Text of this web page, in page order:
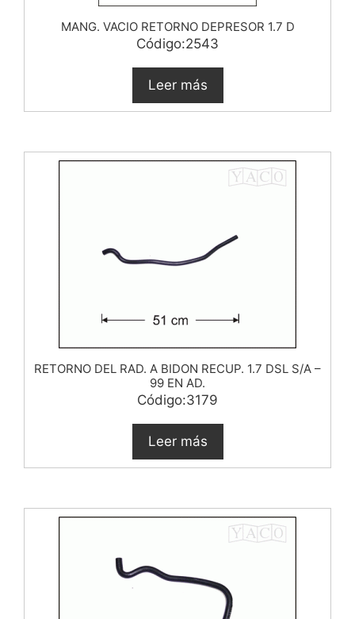
MANG. VACIO RETORNO DEPRESOR 1.7 D
Código:2543
Leer más
RETORNO DEL RAD. A BIDON RECUP. 1.7 DSL S/A –
99 EN AD.
Código:3179
Leer más